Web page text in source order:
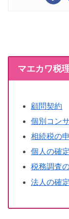
マエカワ税
顧問契約
個別コン
相続税の
個人の確
税務調査
法人の確